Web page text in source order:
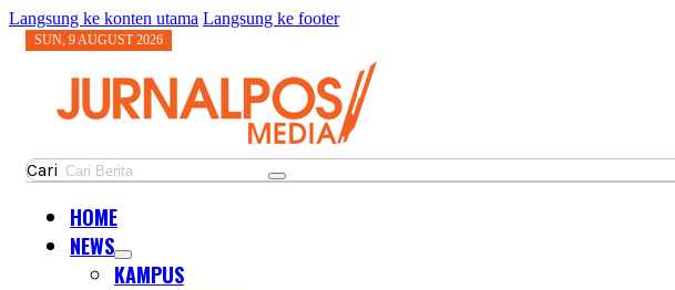
Langsung ke konten utama Langsung ke footer
SUN, 9 AUGUST 2026
Cari
HOME
NEWS
KAMPUS